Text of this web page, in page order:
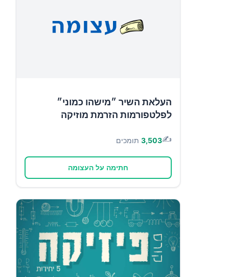
העלאת השיר ״מישהו כמוני״
לפלטפורמות הזרמת מוזיקה
✍️
3,503 תומכים
חתימה על העצומה